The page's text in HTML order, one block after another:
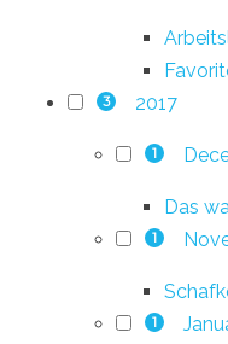
3 2017
1
Das
1
1